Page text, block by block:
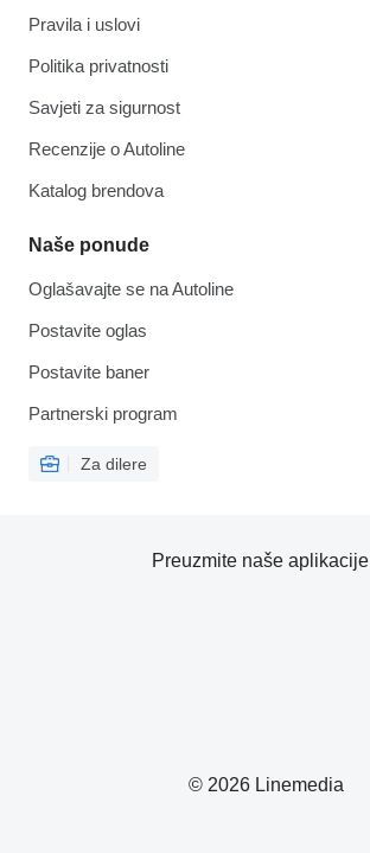
Pravila i uslovi
Politika privatnosti
Savjeti za sigurnost
Recenzije o Autoline
Katalog brendova
Naše ponude
Oglašavajte se na Autoline
Postavite oglas
Postavite baner
Partnerski program
Za dilere
© 2026 Linemedia
Preuzmite naše aplikacije